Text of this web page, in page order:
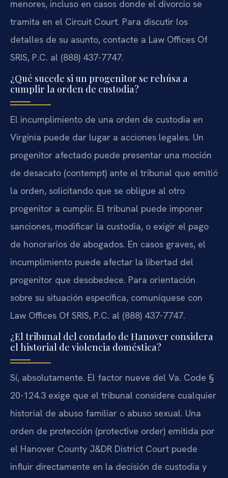
menores, incluso en casos donde el divorcio se
tramita en el Circuit Court. Para discutir los
detalles de su asunto, contacte a Law Offices Of
SRIS, P.C. al (888) 437-7747.
¿Qué sucede si un progenitor se rehúsa a
cumplir la orden de custodia?
El incumplimiento de una orden de custodia en
Virginia puede dar lugar a acciones legales. Un
progenitor afectado puede presentar una moción
de desacato (contempt) ante el tribunal que emitió
la orden, solicitando que se obligue al otro
progenitor a cumplir. El tribunal puede imponer
sanciones, modificar la custodia, o exigir el pago
de honorarios de abogados. En casos graves, el
incumplimiento puede afectar la libertad del
progenitor que desobedece. Para orientación
sobre su situación específica, comuníquese con
Law Offices Of SRIS, P.C. al (888) 437-7747.
¿El tribunal del condado de Hanover considera
el historial de violencia doméstica?
Sí, absolutamente. El factor nueve del Va. Code §
20-124.3 exige que el tribunal considere cualquier
historial de abuso familiar o abuso sexual. Una
orden de protección (protective order) emitida por
el Hanover County J&DR District Court puede
influir directamente en la decisión de custodia y